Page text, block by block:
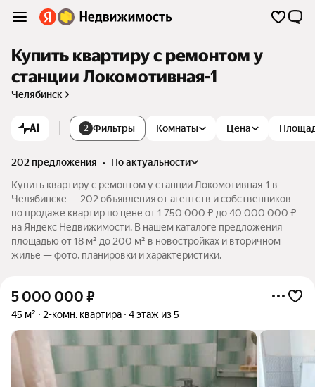
Купить квартиру с ремонтом у
станции Локомотивная-1
Челябинск
AI 2 Фильтры Комнаты Цена
202 предложения •
по актуальности
Купить квартиру с ремонтом у станции Локомотивная-1 в
Челябинске — 202 объявления от агентств и собственников
по продаже квартир по цене от 1 750 000 ₽ до 40 000 000 ₽
на Яндекс Недвижимости. В нашем каталоге предложения
площадью от 18 м² до 200 м² в новостройках и вторичном
жилье — фото, планировки и характеристики.
5 000 000 ₽
45 м² 2-комн. квартира 4 этаж из 5